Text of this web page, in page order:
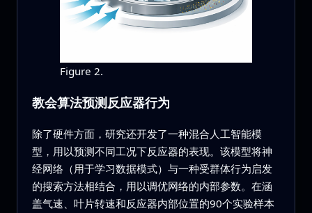
Figure 2.
教会算法预测反应器行为
除了硬件方面，研究还开发了一种混合人工智能模
型，用以预测不同工况下反应器的表现。该模型将神
经网络（用于学习数据模式）与一种受群体行为启发
的搜索方法相结合，用以调优网络的内部参数。在涵
盖气速、叶片转速和反应器内部位置的90个实验样本